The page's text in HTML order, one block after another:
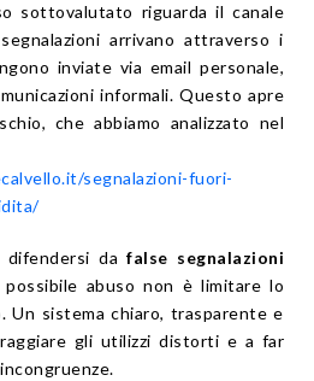
sottovalutato riguarda il canale
arrivano attraverso i
inviate via email personale,
informali. Questo apre
che abbiamo analizzato nel
segnalazioni-fuori-
difendersi dafalse segnalazioni
abuso non è limitare lo
Un sistema chiaro, trasparente e
gli utilizzi distorti e a far